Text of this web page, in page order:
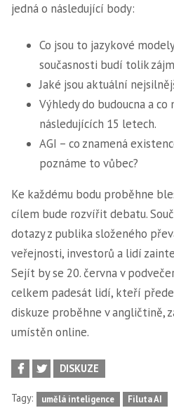
jedná o následující body:
Co jsou to jazykové
současnosti budí tolik
Jaké jsou aktuální
Výhledy do budoucna a
následujících 15 letech.
AGI – co znamená
poznáme to vůbec?
Ke každému bodu proběhne
cílem bude rozvířit debatu.
dotazy z publika složeného
veřejnosti, investorů a lidí
Sejít by se 20. června v
celkem padesát lidí, kteří
diskuze proběhne v angličtině,
umístěn online.
DISKUZE
Tagy: umělá inteligence Filuta AI